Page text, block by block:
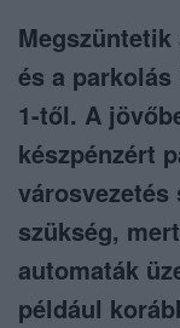
és a
1-től. A
készpénzért
városvezetés
szükség,
automaták
például